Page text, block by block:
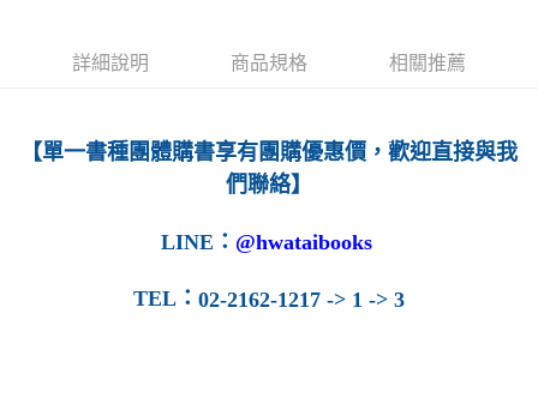
宅配-台灣本島
每筆NT$160
詳細說明 商品規格 相關推薦
【單一書種團體購書享有團購優惠價，歡迎直接與我
們聯絡】
LINE ： @hwataibooks
TEL ： 02-2162-1217 -> 1 -> 3